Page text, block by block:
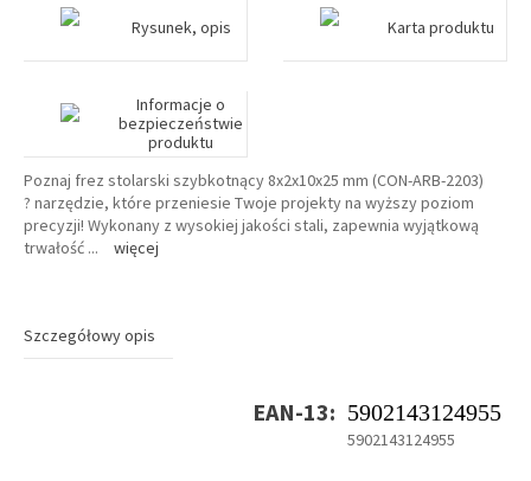
Rysunek, opis Karta produktu
Informacje o
bezpieczeństwie
produktu
Poznaj frez stolarski szybkotnący 8x2x10x25 mm (CON-ARB-2203)
? narzędzie, które przeniesie Twoje projekty na wyższy poziom
precyzji! Wykonany z wysokiej jakości stali, zapewnia wyjątkową
trwałość ... więcej
Szczegółowy opis
EAN-13: 5902143124955
5902143124955